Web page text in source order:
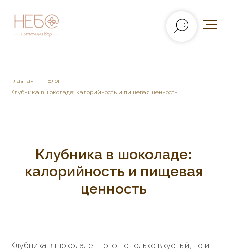
Главная → Блог →
Клубника в шоколаде: калорийность и пищевая ценность
Клубника в шоколаде:
калорийность и пищевая
ценность
Клубника в шоколаде — это не только вкусный, но и